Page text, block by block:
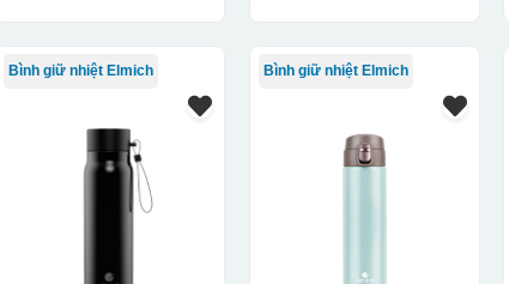
Bình giữ nhiệt Elmich Bình giữ nhiệt Elmich